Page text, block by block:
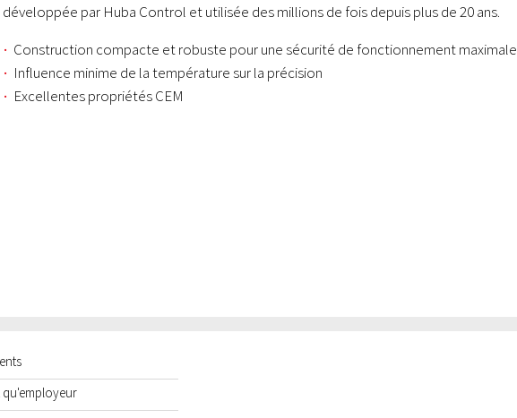
développée par Huba Control et utilisée des millions de fois depuis plus de 20 ans.
Construction compacte et robuste pour une sécurité de fonctionnement maximale
Influence minime de la température sur la précision
Excellentes propriétés CEM